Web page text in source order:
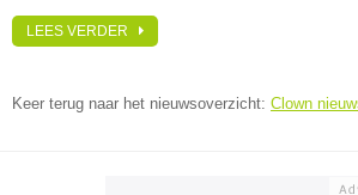
LEES VERDER
Keer terug naar het nieuwsoverzicht: Clown